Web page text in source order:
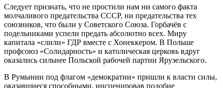
Следует признать, что не простили нам ни самого факта
молчаливого предательства СССР, ни предательства тех
союзников, что были у Советского Союза. Горбачёв с
подельниками успели предать абсолютно всех. Миру
капитала «слили» ГДР вместе с Хонеккером. В Польше
профсоюз «Солидарность» и католическая церковь вдруг
оказались сильнее Польской рабочей партии Ярузельского.
В Румынии под флагом «демократии» пришли к власти силы,
оказавшиеся способными, инсценировав подобие